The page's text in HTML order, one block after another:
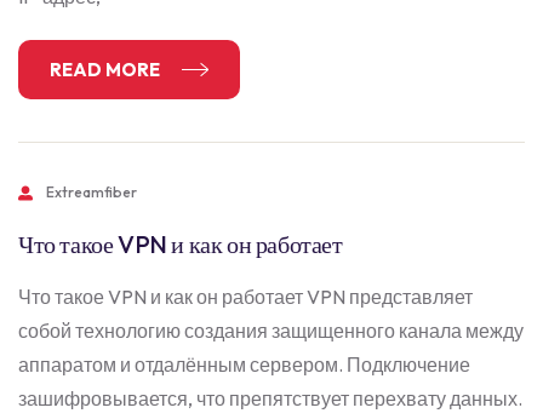
READ MORE
Extreamfiber
Что такое VPN и как он работает
Что такое VPN и как он работает VPN представляет
собой технологию создания защищенного канала между
аппаратом и отдалённым сервером. Подключение
зашифровывается, что препятствует перехвату данных.